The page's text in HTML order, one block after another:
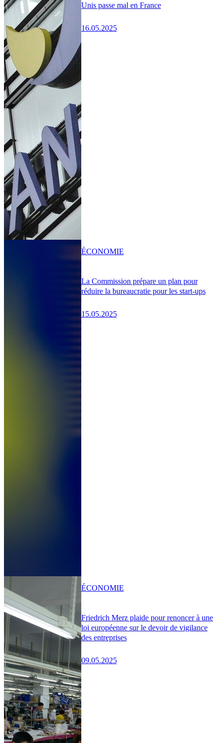
Unis passe mal en France
16.05.2025
La Commission prépare un plan pour
réduire la bureaucratie pour les start-ups
15.05.2025
ÉCONOMIE
Friedrich Merz plaide pour renoncer à une
loi européenne sur le devoir de vigilance
des entreprises
09.05.2025
ÉCONOMIE